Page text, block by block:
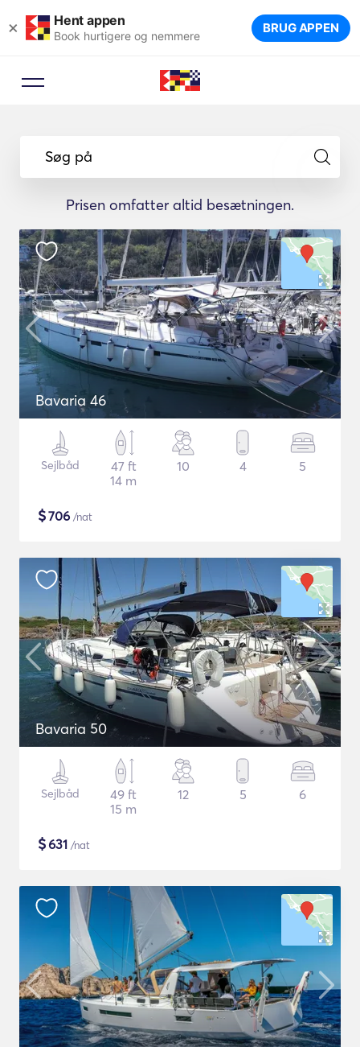
× Hent appen
Book hurtigere og nemmere BRUG APPEN
Søg på
Prisen omfatter altid besætningen.
Bavaria 46
Sejlbåd
47 ft
14 m
10 4 5
$706 /nat
Bavaria 50
Sejlbåd
49 ft
15 m
12 5 6
$631 /nat